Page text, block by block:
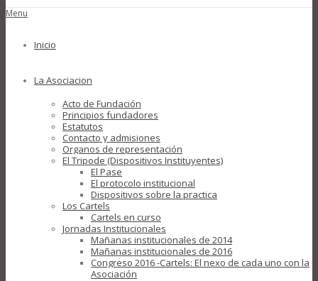
Menu
Inicio
La Asociacion
Acto de Fundación
Principios fundadores
Estatutos
Contacto y admisiones
Organos de representación
El Tripode (Dispositivos Instituyentes)
El Pase
El protocolo institucional
Dispositivos sobre la practica
Los Cartels
Cartels en curso
Jornadas Institucionales
Mañanas institucionales de 2014
Mañanas institucionales de 2016
Congreso 2016 -Cartels: El nexo de cada uno con la
Asociación